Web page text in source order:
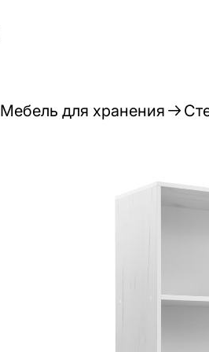
Мебель для хранения